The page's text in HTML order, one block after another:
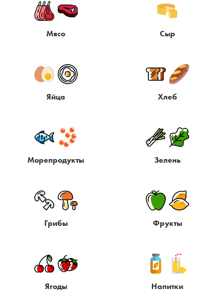
Мясо Сыр
Яйца Хлеб
Морепродукты Зелень
Грибы Фрукты
Ягоды Напитки